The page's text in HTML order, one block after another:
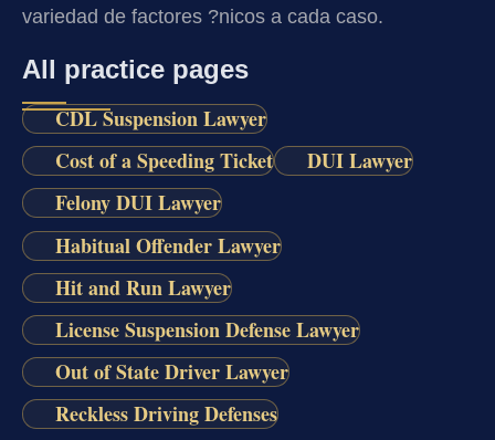
variedad de factores ?nicos a cada caso.
All practice pages
CDL Suspension Lawyer
Cost of a Speeding Ticket
DUI Lawyer
Felony DUI Lawyer
Habitual Offender Lawyer
Hit and Run Lawyer
License Suspension Defense Lawyer
Out of State Driver Lawyer
Reckless Driving Defenses